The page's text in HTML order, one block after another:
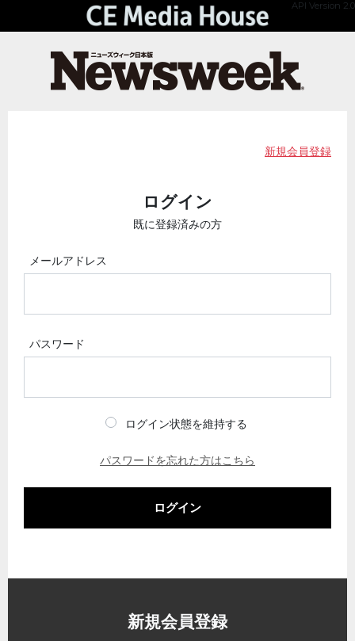
API Version 2.0
新規会員登録
ログイン
既に登録済みの方
メールアドレス
パスワード
ログイン状態を維持する
パスワードを忘れた方はこちら
ログイン
新規会員登録